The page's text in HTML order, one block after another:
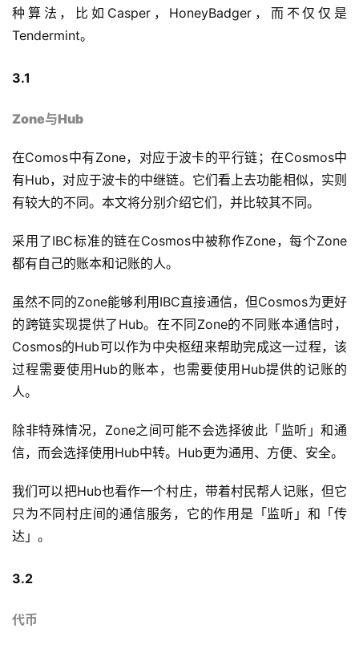
种算法，比如Casper，HoneyBadger，而不仅仅是
Tendermint。
3.1
Zone与Hub
在Comos中有Zone，对应于波卡的平行链；在Cosmos中
有Hub，对应于波卡的中继链。它们看上去功能相似，实则
有较大的不同。本文将分别介绍它们，并比较其不同。
采用了IBC标准的链在Cosmos中被称作Zone，每个Zone
都有自己的账本和记账的人。
虽然不同的Zone能够利用IBC直接通信，但Cosmos为更好
的跨链实现提供了Hub。在不同Zone的不同账本通信时，
Cosmos的Hub可以作为中央枢纽来帮助完成这一过程，该
过程需要使用Hub的账本，也需要使用Hub提供的记账的
人。
除非特殊情况，Zone之间可能不会选择彼此「监听」和通
信，而会选择使用Hub中转。Hub更为通用、方便、安全。
我们可以把Hub也看作一个村庄，带着村民帮人记账，但它
只为不同村庄间的通信服务，它的作用是「监听」和「传
达」。
3.2
代币